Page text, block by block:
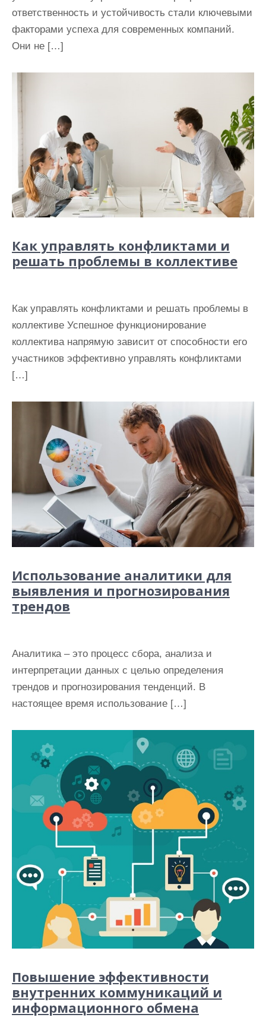
ответственность и устойчивость стали ключевыми
факторами успеха для современных компаний.
Они не […]
Как управлять конфликтами и
решать проблемы в коллективе
Как управлять конфликтами и решать проблемы в
коллективе Успешное функционирование
коллектива напрямую зависит от способности его
участников эффективно управлять конфликтами
[…]
Использование аналитики для
выявления и прогнозирования
трендов
Аналитика – это процесс сбора, анализа и
интерпретации данных с целью определения
трендов и прогнозирования тенденций. В
настоящее время использование […]
Повышение эффективности
внутренних коммуникаций и
информационного обмена